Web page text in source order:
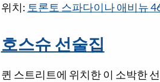
위치: 토론토 스파다이나 애비뉴
호스슈 선술집
퀸 스트리트에 위치한 이 소박한